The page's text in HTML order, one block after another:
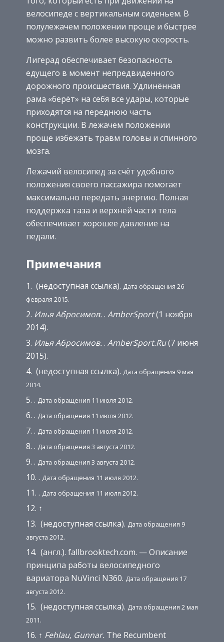
велосипеде с вертикальным сиденьем. В
полулежачем положении проще и быстрее
можно развить более высокую скорость.
Лигерад обеспечивает безопасность
едущего в момент непредвиденного
дорожного происшествия. Удлинённая
рама «берёт» на себя все удары, которые
приходятся на переднюю часть
конструкции. В лежачем положении
проще избежать травм головы и спинного
мозга.
Лежачий велосипед за счёт удобного
положения своего пассажира помогает
максимально передать энергию. Полная
поддержка таза и верхней части тела
обеспечивает хорошее давление на
педали.
Примечания
(недоступная ссылка). Дата обращения 26
февраля 2015.
Илья Абросимов. . AmberSport(1 ноября
2014).
Илья Абросимов. . AmberSport.Ru(7 июня
2015).
(недоступная ссылка). Дата обращения 9 мая
2014.
. Дата обращения 11 июля 2012.
. Дата обращения 11 июля 2012.
. Дата обращения 11 июля 2012.
. Дата обращения 3 августа 2012.
. Дата обращения 3 августа 2012.
. Дата обращения 11 июля 2012.
. Дата обращения 11 июля 2012.
↑
(недоступная ссылка). Дата обращения 9
августа 2012.
(англ.). fallbrooktech.com. — Описание
принципа работы велосипедного
вариатора NuVinci N360. Дата обращения 17
августа 2012.
(недоступная ссылка). Дата обращения 2 мая
2011.
↑ Fehlau, Gunnar. The Recumbent